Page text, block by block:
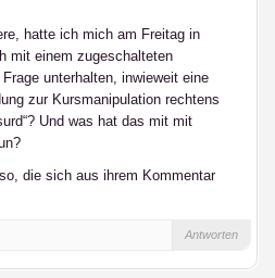
hatte ich mich am Freitag in
mit einem zugeschalteten
unterhalten, inwieweit eine
zur Kursmanipulation rechtens
Und was hat das mit mit
die sich aus ihrem Kommentar
Antworten